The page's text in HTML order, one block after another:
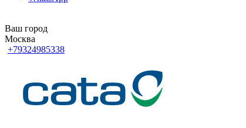
Ваш город
Москва
+79324985338